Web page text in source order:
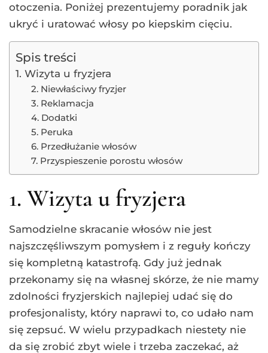
otoczenia. Poniżej prezentujemy poradnik jak
ukryć i uratować włosy po kiepskim cięciu.
Spis treści
1. Wizyta u fryzjera
2. Niewłaściwy fryzjer
3. Reklamacja
4. Dodatki
5. Peruka
6. Przedłużanie włosów
7. Przyspieszenie porostu włosów
1. Wizyta u fryzjera
Samodzielne skracanie włosów nie jest
najszczęśliwszym pomysłem i z reguły kończy
się kompletną katastrofą. Gdy już jednak
przekonamy się na własnej skórze, że nie mamy
zdolności fryzjerskich najlepiej udać się do
profesjonalisty, który naprawi to, co udało nam
się zepsuć. W wielu przypadkach niestety nie
da się zrobić zbyt wiele i trzeba zaczekać, aż